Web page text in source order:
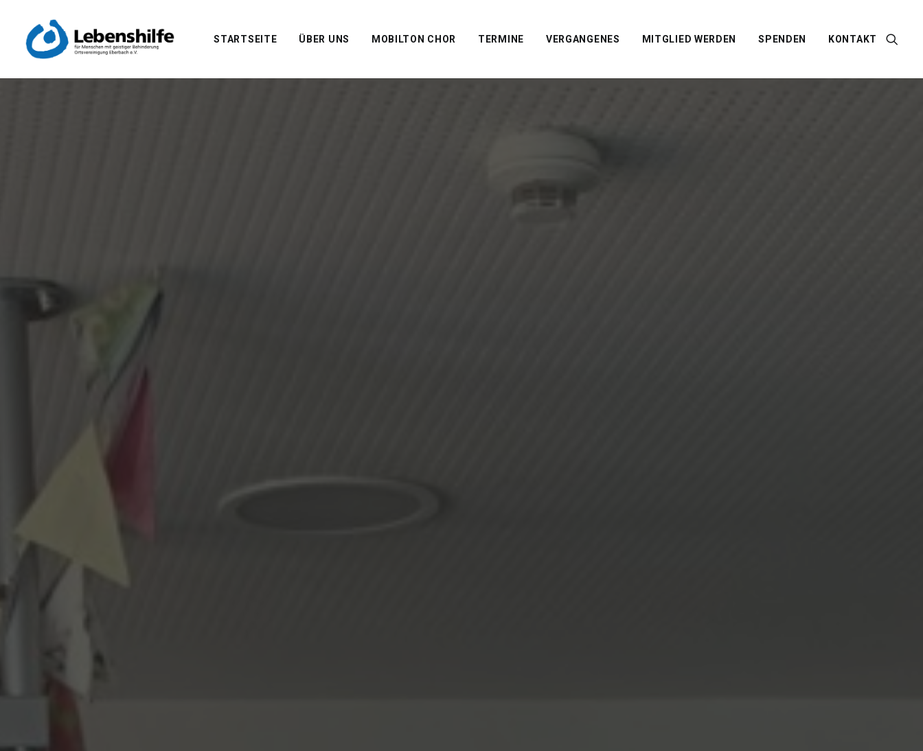
STARTSEITE ÜBER UNS MOBILTON CHOR TERMINE VERGANGENES MITGLIED WERDEN SPENDEN KONTAKT